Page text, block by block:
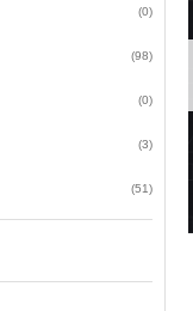
(0)
(98)
(0)
(3)
(51)